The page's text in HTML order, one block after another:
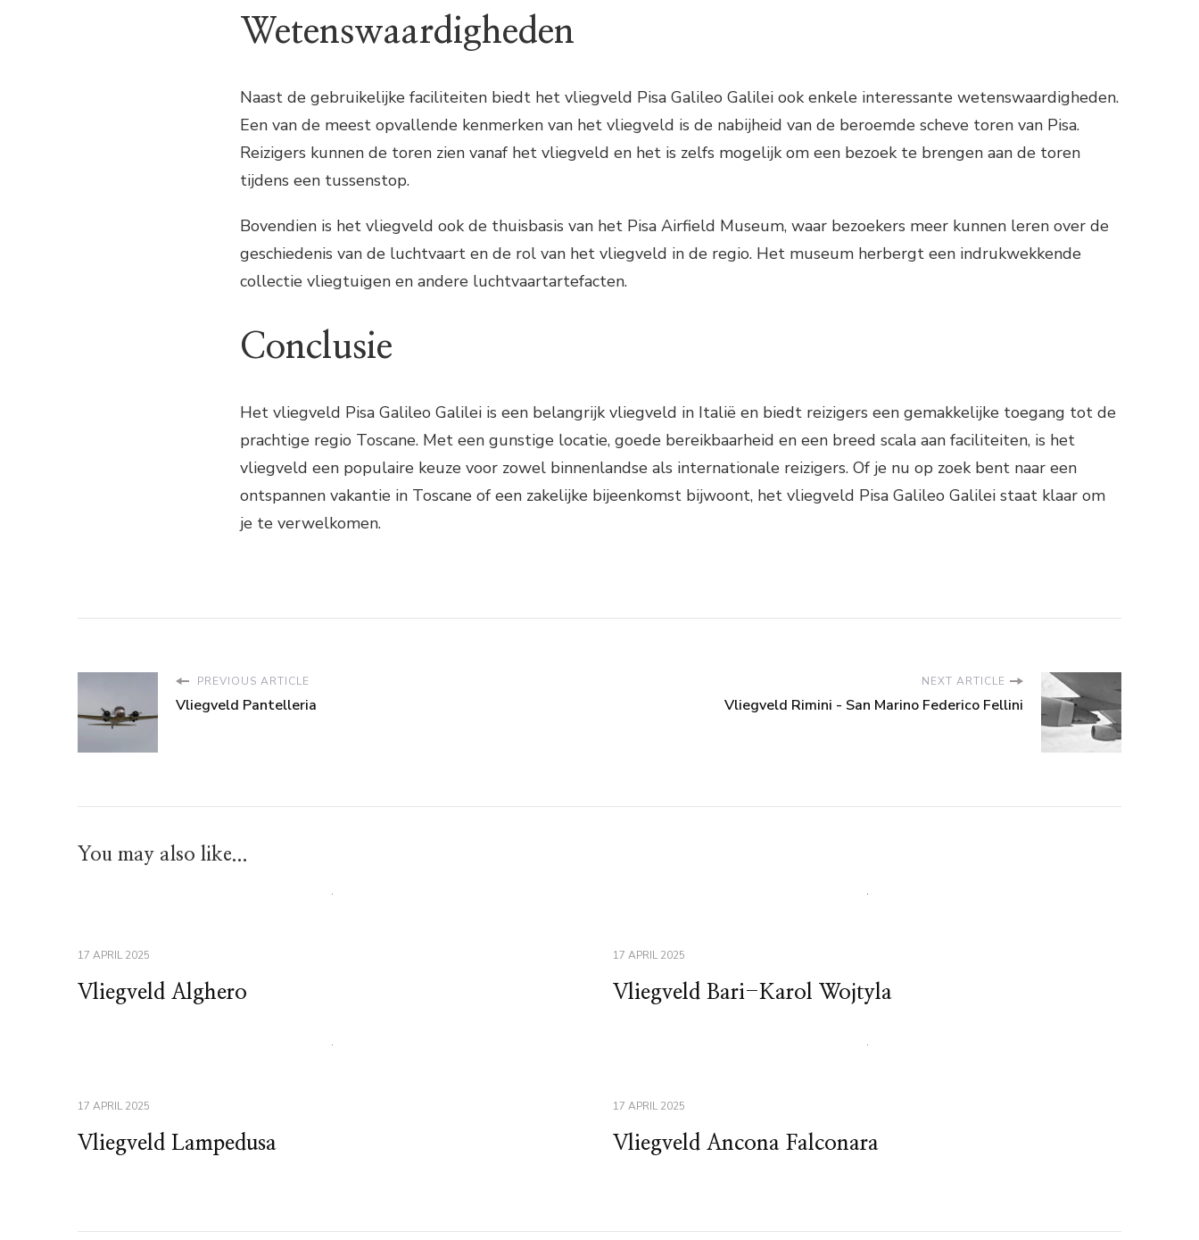
Wetenswaardigheden
Naast de gebruikelijke faciliteiten biedt het vliegveld Pisa Galileo Galilei ook enkele interessante wetenswaardigheden.
Een van de meest opvallende kenmerken van het vliegveld is de nabijheid van de beroemde scheve toren van Pisa.
Reizigers kunnen de toren zien vanaf het vliegveld en het is zelfs mogelijk om een bezoek te brengen aan de toren
tijdens een tussenstop.
Bovendien is het vliegveld ook de thuisbasis van het Pisa Airfield Museum, waar bezoekers meer kunnen leren over de
geschiedenis van de luchtvaart en de rol van het vliegveld in de regio. Het museum herbergt een indrukwekkende
collectie vliegtuigen en andere luchtvaartartefacten.
Conclusie
Het vliegveld Pisa Galileo Galilei is een belangrijk vliegveld in Italië en biedt reizigers een gemakkelijke toegang tot de
prachtige regio Toscane. Met een gunstige locatie, goede bereikbaarheid en een breed scala aan faciliteiten, is het
vliegveld een populaire keuze voor zowel binnenlandse als internationale reizigers. Of je nu op zoek bent naar een
ontspannen vakantie in Toscane of een zakelijke bijeenkomst bijwoont, het vliegveld Pisa Galileo Galilei staat klaar om
je te verwelkomen.
PREVIOUS ARTICLE
Vliegveld Pantelleria
NEXT ARTICLE
Vliegveld Rimini - San Marino Federico Fellini
You may also like...
17 APRIL 2025
Vliegveld Alghero
17 APRIL 2025
Vliegveld Bari-Karol Wojtyla
17 APRIL 2025
Vliegveld Lampedusa
17 APRIL 2025
Vliegveld Ancona Falconara